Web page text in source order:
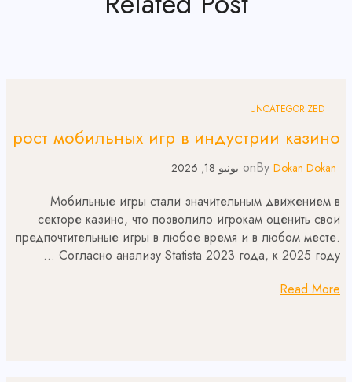
UNCATEGORIZED
рост мобильных игр в индустрии казино
By Dokan Dokan
on يونيو 18, 2026
Мобильные игры стали значительным движением в
секторе казино, что позволило игрокам оценить свои
предпочтительные игры в любое время и в любом месте.
Согласно анализу Statista 2023 года, к 2025 году …
Read More